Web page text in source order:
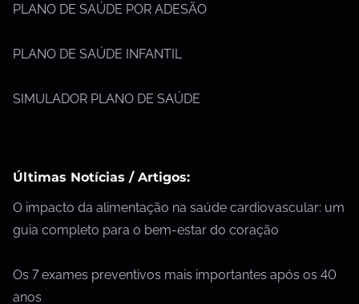
PLANO DE SAÚDE POR ADESÃO
PLANO DE SAÚDE INFANTIL
SIMULADOR PLANO DE SAÚDE
Últimas Notícias / Artigos:
O impacto da alimentação na saúde cardiovascular: um
guia completo para o bem-estar do coração
Os 7 exames preventivos mais importantes após os 40
anos